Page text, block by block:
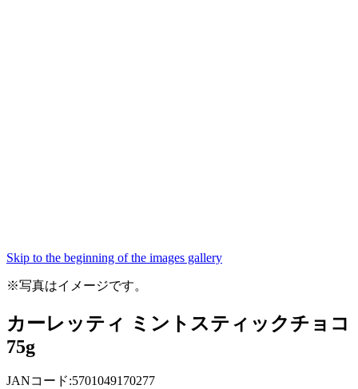
Skip to the beginning of the images gallery
※写真はイメージです。
カーレッティ ミントスティックチョコ
75g
JANコード:5701049170277